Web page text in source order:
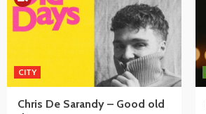
CITY
Chris De Sarandy – Good old